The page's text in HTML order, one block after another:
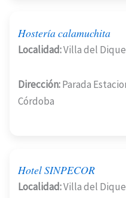
Hostería calamuchita
Localidad:Villa del Dique
Dirección:Parada
Córdoba
Hotel SINPECOR
Localidad:Villa del Dique